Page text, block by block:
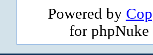
Powered by
for